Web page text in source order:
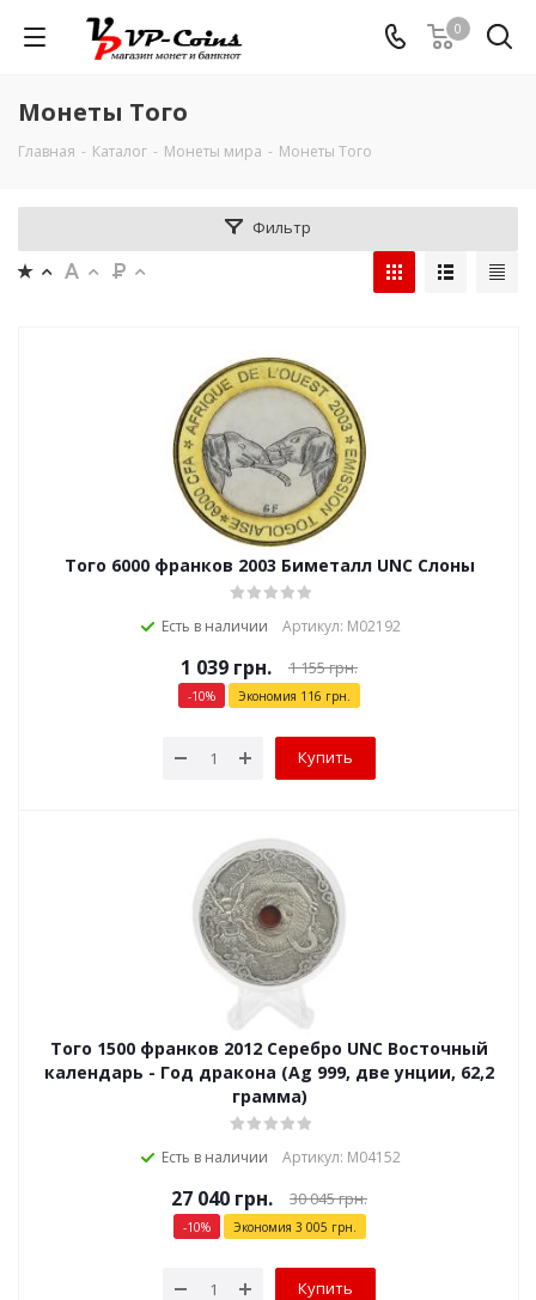
0
Монеты Того
Главная - Каталог - Монеты мира - Монеты Того
Фильтр
Того 6000 франков 2003 Биметалл UNC Слоны
Есть в наличии Артикул: М02192
1 039 грн. 1 155грн.
-10% Экономия 116 грн.
Купить
Того 1500 франков 2012 Серебро UNC Восточный
календарь - Год дракона (Ag 999, две унции, 62,2
грамма)
Есть в наличии Артикул: М04152
27 040 грн. 30 045грн.
-10% Экономия 3 005 грн.
Купить